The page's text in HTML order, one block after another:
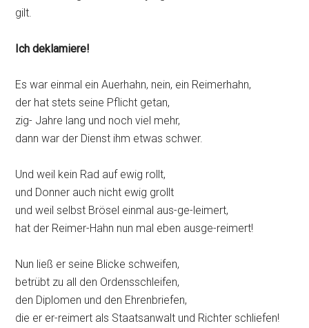
gilt.
Ich deklamiere!
Es war einmal ein Auerhahn, nein, ein Reimerhahn,
der hat stets seine Pflicht getan,
zig- Jahre lang und noch viel mehr,
dann war der Dienst ihm etwas schwer.
Und weil kein Rad auf ewig rollt,
und Donner auch nicht ewig grollt
und weil selbst Brösel einmal aus-ge-leimert,
hat der Reimer-Hahn nun mal eben ausge-reimert!
Nun ließ er seine Blicke schweifen,
betrübt zu all den Ordensschleifen,
den Diplomen und den Ehrenbriefen,
die er er-reimert als Staatsanwalt und Richter schliefen!